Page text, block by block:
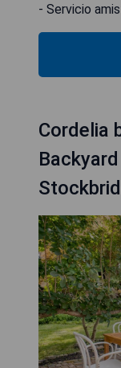
- Servicio
Cordelia